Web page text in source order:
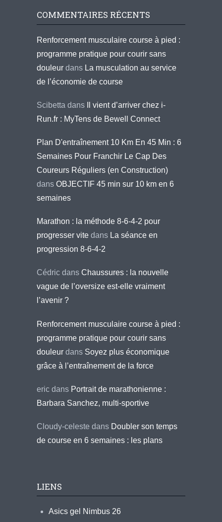
COMMENTAIRES RÉCENTS
Renforcement musculaire course à pied :
programme pratique pour courir sans
douleur dans La musculation au service
de l’économie de course
Scibetta dans
Il vient d’arriver chez i-
Run.fr : MyTens de Bewell Connect
Plan D'entraînement 10 Km En 45 Min : 6
Semaines Pour Franchir Le Cap Des
Coureurs Réguliers (en Construction)
dans OBJECTIF 45 min sur 10 km en 6
semaines
Marathon : la méthode 8-6-4-2 pour
progresser vite dans La séance en
progression 8-6-4-2
Cédric dans Chaussures : la nouvelle
vague de l’oversize est-elle vraiment
l’avenir ?
Renforcement musculaire course à pied :
programme pratique pour courir sans
douleur dans Soyez plus économique
grâce à l’entraînement de la force
eric dans Portrait de marathonienne :
Barbara Sanchez, multi-sportive
Cloudy-celeste dans Doubler son temps
de course en 6 semaines : les plans
LIENS
Asics gel Nimbus 26